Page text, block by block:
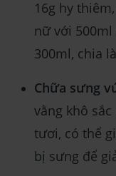
16g hy
nữ với
300ml, chia
Chữa sưng
vằng khô
tươi, có thể
bị sưng để